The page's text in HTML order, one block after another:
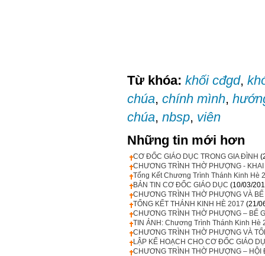
Từ khóa: khối cđgd,
chúa, chính mình,
chúa, nbsp, viên
Những tin mới hơn
CƠ ĐỐC GIÁO DỤC TRONG GIA ĐÌNH
CHƯƠNG TRÌNH THỜ PHƯỢNG -
Tổng Kết Chương Trình Thánh Kinh Hè
BẢN TIN CƠ ĐỐC GIÁO DỤC (10/03/
CHƯƠNG TRÌNH THỜ PHƯỢNG VÀ
TỔNG KẾT THÁNH KINH HÈ 2017 (21/
CHƯƠNG TRÌNH THỜ PHƯỢNG – BẾ
TIN ẢNH: Chương Trình Thánh Kinh Hè
CHƯƠNG TRÌNH THỜ PHƯỢNG VÀ
LẬP KẾ HOẠCH CHO CƠ ĐỐC GIÁO
CHƯƠNG TRÌNH THỜ PHƯỢNG – HỘI